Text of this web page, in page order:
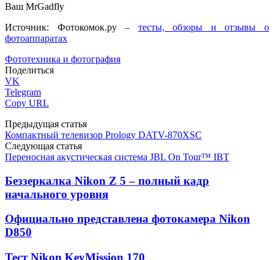
Ваш MrGadfly
Источник: Фотокомок.ру – тесты, обзоры и отзывы о
фотоаппаратах
Фототехника и фотография
Поделиться
VK
Telegram
Copy URL
Предыдущая статья
Компактный телевизор Prology DATV-870XSC
Следующая статья
Переносная акустическая система JBL On Tour™ IBT
Беззеркалка Nikon Z 5 – полный кадр
начального уровня
Официально представлена фотокамера Nikon
D850
Тест Nikon KeyMission 170